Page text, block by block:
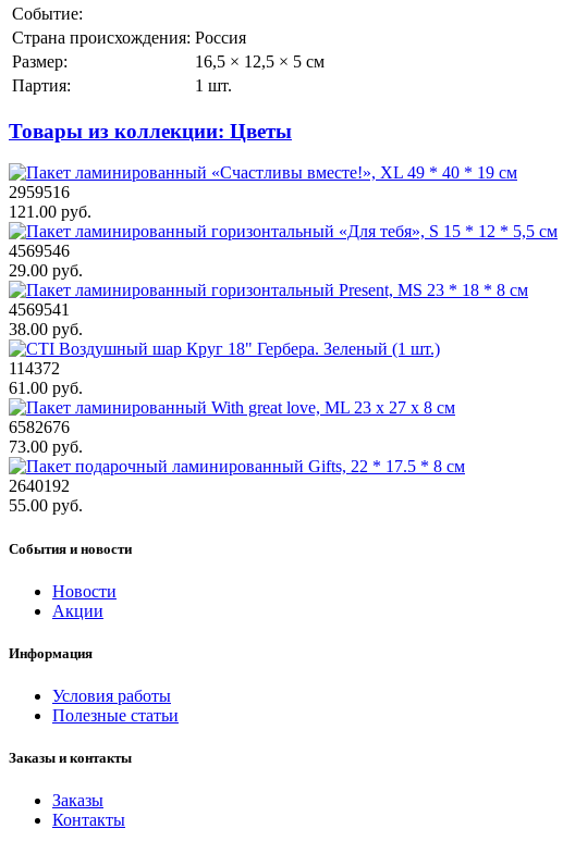
Событие:
Страна происхождения: Россия
Размер:
16,5 × 12,5 × 5 см
Партия:
1 шт.
Товары из коллекции: Цветы
2959516
121.00 руб.
4569546
29.00 руб.
4569541
38.00 руб.
114372
61.00 руб.
6582676
73.00 руб.
2640192
55.00 руб.
События и новости
Новости
Акции
Информация
Условия работы
Полезные статьи
Заказы и контакты
Заказы
Контакты